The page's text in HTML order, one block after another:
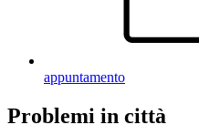
appuntamento
Problemi in città